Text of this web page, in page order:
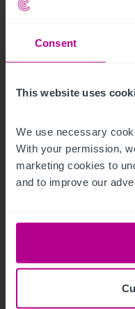
Consent
This website uses
We use necessary
With your permission,
marketing cookies to
and to improve our
Le marché
(rapport en